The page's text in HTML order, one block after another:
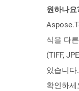
원하나요
식을 다
(TIFF,
있습니다.
확인하세